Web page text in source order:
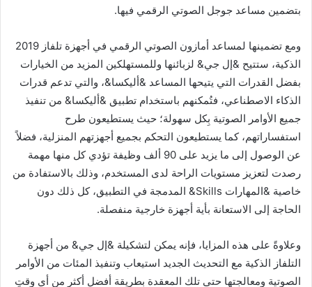
بتضمين مساعد جوجل الصوتي الرقمي فيها.
ومع تضمينها لمساعد أمازون الصوتي الرقمي في أجهزة تلفاز 2019
الذكية، ستتيح &إل جي& لزبائنها وللمستهلكين المزيد من الخيارات
بفضل القدرات التي يتيحها المساعد &أليكسا&، والتي تدعم قدرات
الذكاء الاصطناعي، فتُمكنهم باستخدام تطبيق &أليكسا& من تنفيذ
جميع الأوامر الصوتية بِكل سهولة؛ حيث يستطيعون طرح
استفساراتهم، كما يستطيعون التحكم بجميع أجهزتهم المنزلية، فضلاً
عن الوصول إلى ما يزيد على 90 ألف وظيفة تؤدي كل منها مهمة
رصدت لتعزيز مستويات الراحة لدى المستخدم، وذلك بالاستفادة من
خاصية &المهارات Skills& المدمجة في التطبيق، كل ذلك دون
الحاجة إلى الاستعانة بأية أجهزة خارجية منفصلة.
وعلاوةً على هذه المزايا، فإنه يمكن لتشكيلة &إل جي& من أجهزة
التلفاز الذكية مع التحديث الجديد استيعاب وتنفيذ المئات من الأوامر
الصوتية ومعالجتها حتى تلك المعقدة بطريقة أفضل أكثر من أي وقتٍ